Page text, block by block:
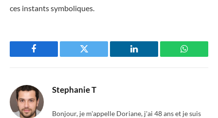
ces instants symboliques.
Facebook Twitter LinkedIn
Stephanie T
Bonjour, je m'appelle Doriane, j'ai 48 ans et je suis